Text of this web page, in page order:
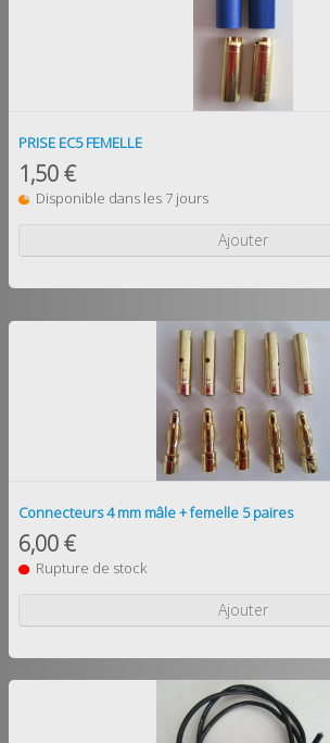
PRISE EC5 FEMELLE
1,50 €
Disponible dans les 7 jours
Ajouter
Connecteurs 4 mm mâle + femelle 5 paires
6,00 €
Rupture de stock
Ajouter